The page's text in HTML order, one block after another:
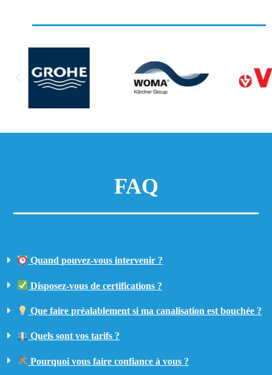
FAQ
Quand pouvez-vous intervenir ?
Disposez-vous de certifications ?
Que faire préalablement si ma canalisation est bouchée ?
Quels sont vos tarifs ?
Pourquoi vous faire confiance à vous ?